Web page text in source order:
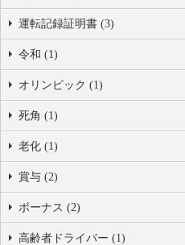
運転記録証明書 (3)
令和 (1)
オリンピック (1)
死角 (1)
老化 (1)
賞与 (2)
ボーナス (2)
高齢者ドライバー (1)